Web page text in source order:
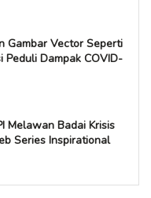
Gambar Vector Seperti
Peduli Dampak COVID-
Melawan Badai Krisis
Series Inspirational